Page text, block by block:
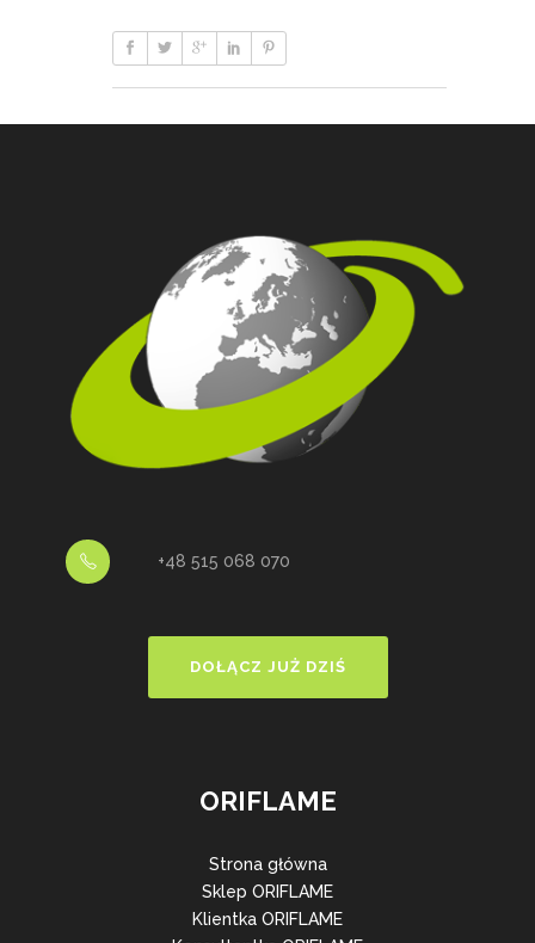
+48 515 068 070
DOŁĄCZ JUŻ DZIŚ
ORIFLAME
Strona główna
Sklep ORIFLAME
Klientka ORIFLAME